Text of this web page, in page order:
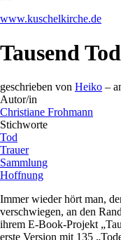
www.kuschelkirche.de
Tausend
geschrieben von Heiko –
Autor/in
Christiane Frohmann
Stichworte
Tod
Trauer
Sammlung
Hoffnung
Immer wieder hört man,
verschwiegen, an den
ihrem E-Book-Projekt
erste Version mit 135